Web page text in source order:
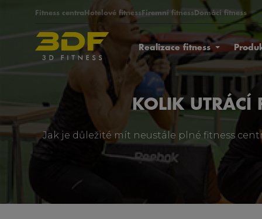
Fitness centra Hotelové fitness Firemní fitness Domácí fitness
Realizace fitness
KOLIK UTRÁCÍ
Jak je důležité mít neustále plné fitness